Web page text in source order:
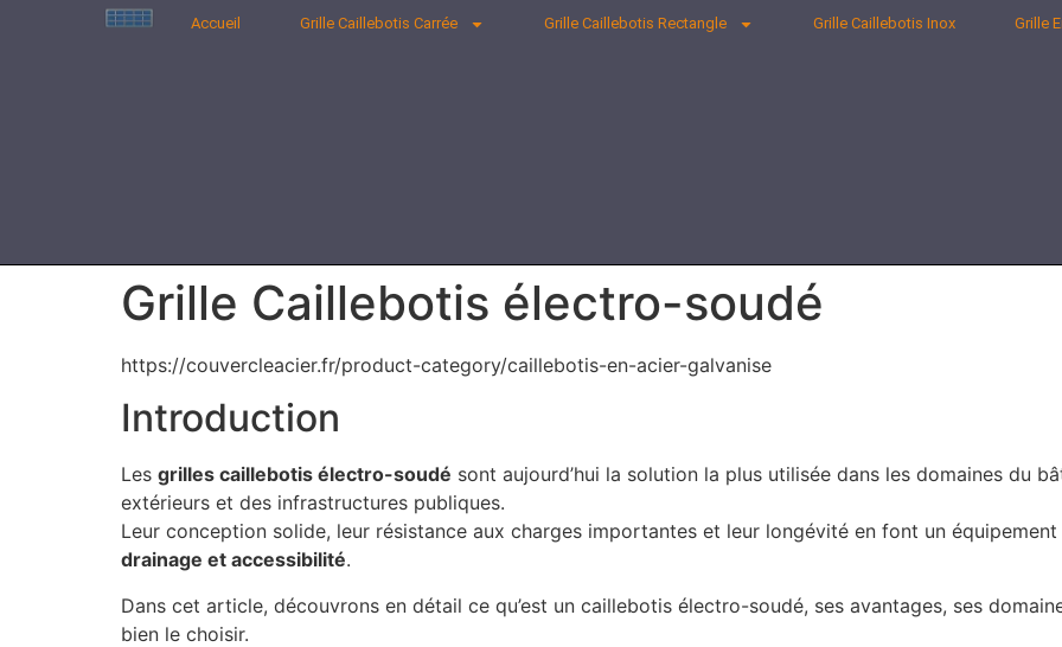
Accueil Grille Caillebotis Carrée Grille Caillebotis Rectangle Grille Caillebotis Inox Grille
Grille Caillebotis électro-soudé
https://couvercleacier.fr/product-category/caillebotis-en-acier-galvanise
Introduction
Les grilles caillebotis électro-soudé sont aujourd’hui la solution la plus utilisée dans les domaines du
extérieurs et des infrastructures publiques.
Leur conception solide, leur résistance aux charges importantes et leur longévité en font un
drainage et accessibilité.
Dans cet article, découvrons en détail ce qu’est un caillebotis électro-soudé, ses avantages, ses
bien le choisir.